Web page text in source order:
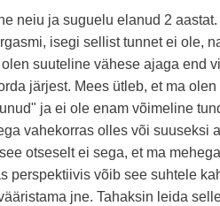
neiu ja suguelu elanud 2
isegi sellist tunnet ei ole,
suuteline vähese ajaga end
järjest. Mees ütleb, et ma
ja ei ole enam võimeline
vahekorras olles või suuseksi
otseselt ei sega, et ma
perspektiivis võib see suhtele
jne. Tahaksin leida